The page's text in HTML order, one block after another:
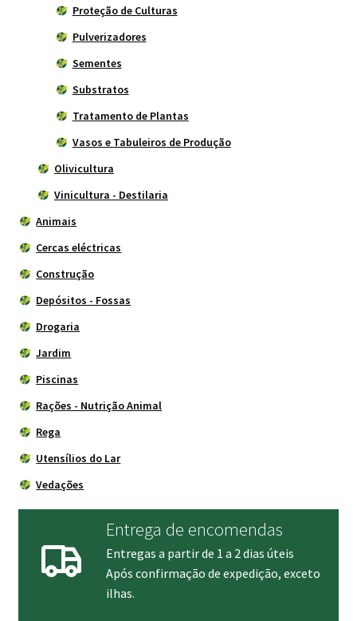
Proteção de Culturas
Pulverizadores
Sementes
Substratos
Tratamento de Plantas
Vasos e Tabuleiros de Produção
Olivicultura
Vinicultura - Destilaria
Animais
Cercas eléctricas
Construção
Depósitos - Fossas
Drogaria
Jardim
Piscinas
Rações - Nutrição Animal
Rega
Utensílios do Lar
Vedações
Entrega de encomendas
Entregas a partir de 1 a 2 dias úteis
Após confirmação de expedição, exceto
ilhas.